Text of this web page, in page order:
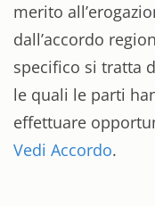
merito
dall’accordo
specifico si tratta
le quali le parti
effettuare
Vedi Accordo.